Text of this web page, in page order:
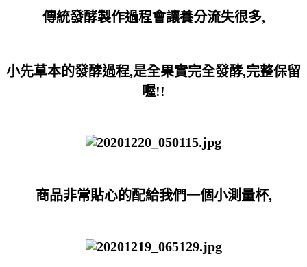
傳統發酵製作過程會讓養分流失很多,
小先草本的發酵過程,是全果實完全發酵,完整保留
喔!!
商品非常貼心的配給我們一個小測量杯,